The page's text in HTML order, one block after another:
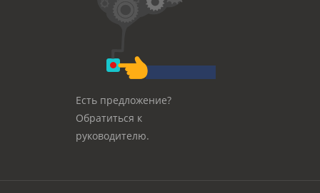
Есть предложение?
Обратиться к
руководителю.